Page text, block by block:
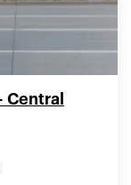
Central